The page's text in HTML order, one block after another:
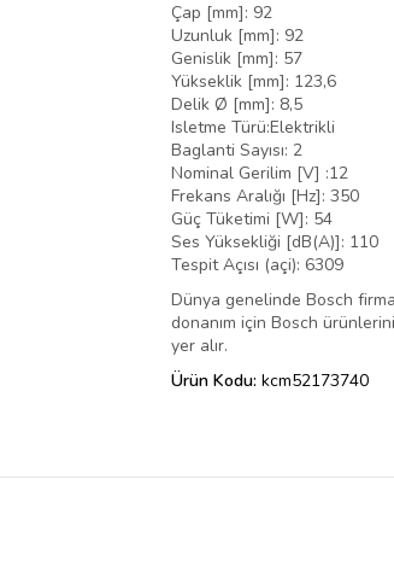
Çap [mm]: 92
Uzunluk [mm]: 92
Genislik [mm]: 57
Yükseklik [mm]: 123,6
Delik Ø [mm]: 8,5
Isletme Türü:Elektrikli
Baglanti Sayısı: 2
Nominal Gerilim [V] :12
Frekans Aralığı [Hz]: 350
Güç Tüketimi [W]: 54
Ses Yüksekliği [dB(A)]: 110
Tespit Açısı (açi): 6309
Dünya genelinde Bosch
donanım için Bosch
yer alır.
Ürün Kodu: kcm52173740